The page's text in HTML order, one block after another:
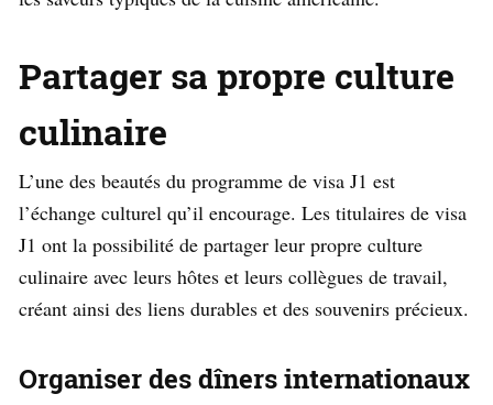
Partager sa propre culture
culinaire
L’une des beautés du programme de visa J1 est
l’échange culturel qu’il encourage. Les titulaires de visa
J1 ont la possibilité de partager leur propre culture
culinaire avec leurs hôtes et leurs collègues de travail,
créant ainsi des liens durables et des souvenirs précieux.
Organiser des dîners internationaux